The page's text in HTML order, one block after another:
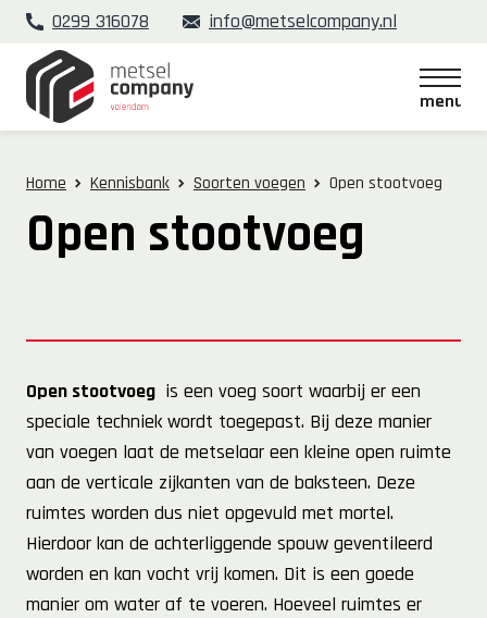
0299 316078 info@metselcompany.nl
menu
Home
Kennisbank Soorten voegen Open stootvoeg
Open stootvoeg
Open stootvoeg is een voeg soort waarbij er een
speciale techniek wordt toegepast. Bij deze manier
van voegen laat de metselaar een kleine open ruimte
aan de verticale zijkanten van de baksteen. Deze
ruimtes worden dus niet opgevuld met mortel.
Hierdoor kan de achterliggende spouw geventileerd
worden en kan vocht vrij komen. Dit is een goede
manier om water af te voeren. Hoeveel ruimtes er